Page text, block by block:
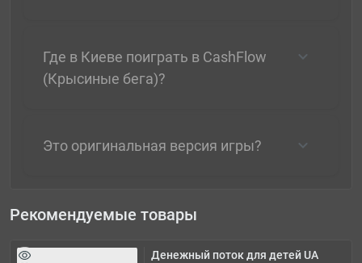
Где в Киеве поиграть в CashFlow
(Крысиные бега)?
Это оригинальная версия игры?
Рекомендуемые товары
Денежный поток для детей UA